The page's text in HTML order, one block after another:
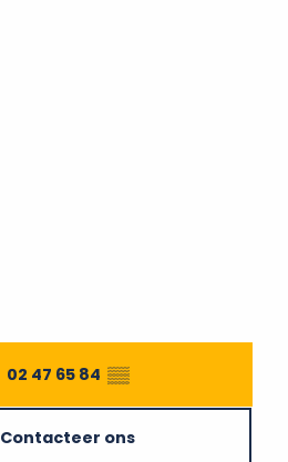
02 47 65 84 ▒▒
Contacteer ons